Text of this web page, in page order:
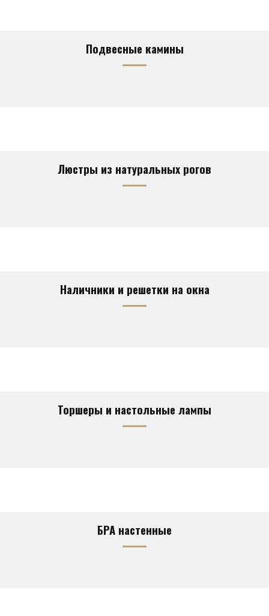
Подвесные камины
Люстры из натуральных рогов
Наличники и решетки на окна
Торшеры и настольные лампы
БРА настенные